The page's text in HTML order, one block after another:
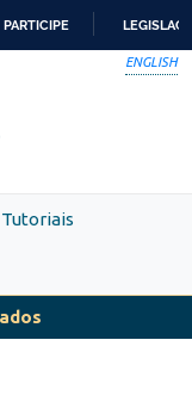
PARTICIPE
ENGLISH
Tutoriais